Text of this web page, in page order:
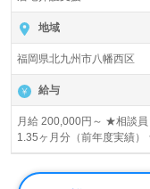
地域
福岡県北九州市八幡西区
給与
月給 200,000円～ ★相談員
1.35ヶ月分（前年度実績
【賞与】年2回、1.50ヶ月
限 10,000円